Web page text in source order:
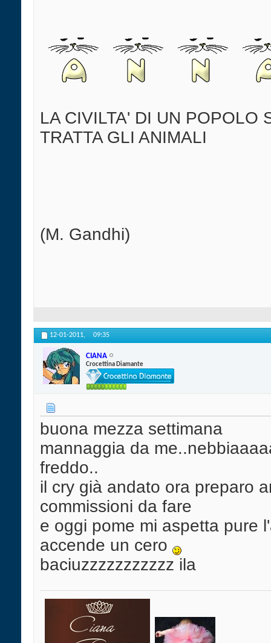
LA CIVILTA' DI UN POPOLO
TRATTA GLI ANIMALI
(M. Gandhi)
12-01-2011, 09:35
CIANA
Crocettina Diamante
buona mezza settimana
mannaggia da
freddo..
il cry già andato ora preparo
commissioni da fare
e oggi pome mi aspetta pure
accende un cero
baciuzzzzzzzzzzz ila